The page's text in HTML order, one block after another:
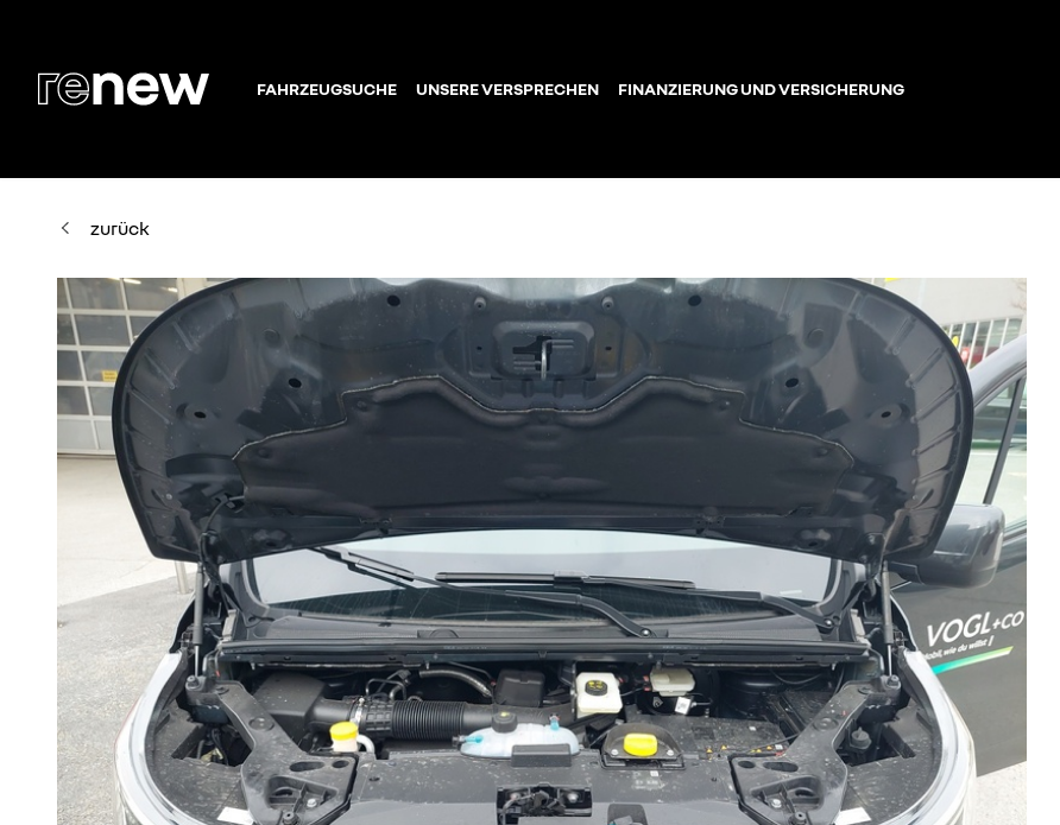
FAHRZEUGSUCHE UNSERE VERSPRECHEN FINANZIERUNG UND VERSICHERUNG
zurück